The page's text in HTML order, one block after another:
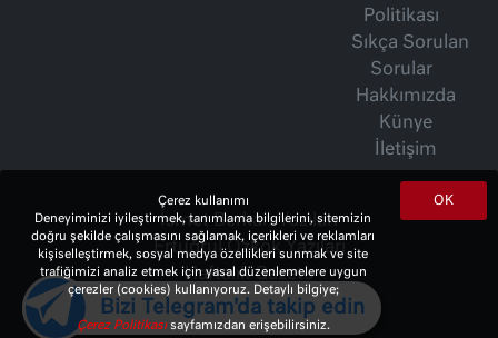
Politikası
Sıkça Sorulan
Sorular
Hakkımızda
Künye
İletişim
İsmet Berkan Yazıları
Ertuğrul Özkök Yazıları
Haftalık Gazete
OK
Çerez kullanımı
Deneyiminizi iyileştirmek, tanımlama bilgilerini, sitemizin
doğru şekilde çalışmasını sağlamak, içerikleri ve reklamları
kişiselleştirmek, sosyal medya özellikleri sunmak ve site
trafiğimizi analiz etmek için yasal düzenlemelere uygun
çerezler (cookies) kullanıyoruz. Detaylı bilgiye;
Çerez Politikasısayfamızdan erişebilirsiniz.
Bizi Telegram'da takip edin